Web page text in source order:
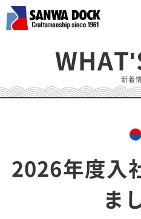
新着
2026年度入
ま